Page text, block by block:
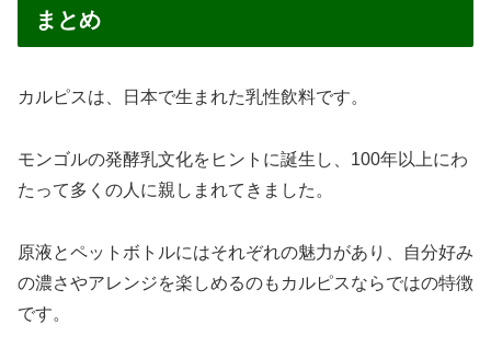
まとめ
カルピスは、日本で生まれた乳性飲料です。
モンゴルの発酵乳文化をヒントに誕生し、100年以上にわ
たって多くの人に親しまれてきました。
原液とペットボトルにはそれぞれの魅力があり、自分好み
の濃さやアレンジを楽しめるのもカルピスならではの特徴
です。